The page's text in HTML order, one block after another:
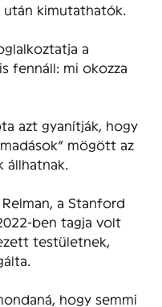
kimutathatók.
a
fennáll: mi okozza
azt gyanítják, hogy
mögött az
állhatnak.
a Stanford
ben tagja volt
testületnek,
hogy semmi